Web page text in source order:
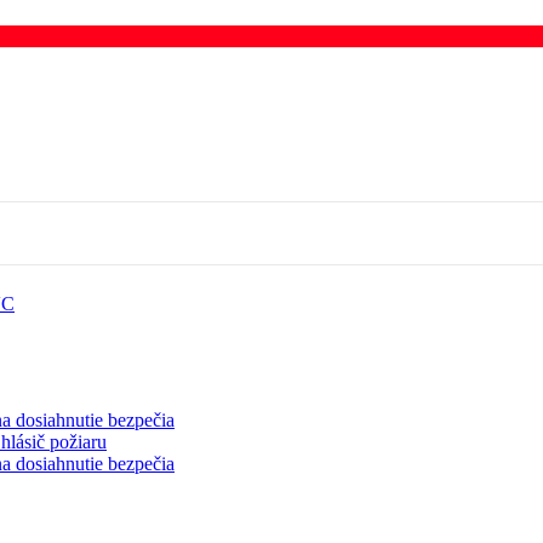
dosiahnutie bezpečia
požiaru
dosiahnutie bezpečia